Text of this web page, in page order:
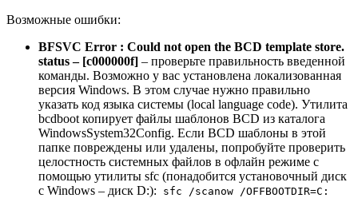
Возможные ошибки:
BFSVC Error : Could not open the BCD template store.
status – [c000000f] – проверьте правильность введенной
команды. Возможно у вас установлена локализованная
версия Windows. В этом случае нужно правильно
указать код языка системы (local language code). Утилита
bcdboot копирует файлы шаблонов BCD из каталога
WindowsSystem32Config. Если BCD шаблоны в этой
папке повреждены или удалены, попробуйте проверить
целостность системных файлов в офлайн режиме с
помощью утилиты sfc (понадобится установочный диск
с Windows – диск D:):
sfc /scanow /OFFBOOTDIR=C: